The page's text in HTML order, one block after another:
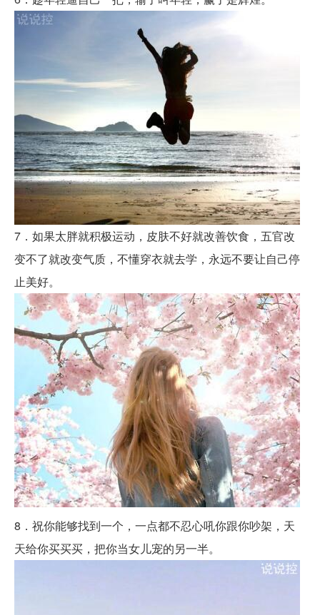
7．如果太胖就积极运动，皮肤不好就改善饮食，五官改
变不了就改变气质，不懂穿衣就去学，永远不要让自己停
止美好。
8．祝你能够找到一个，一点都不忍心吼你跟你吵架，天
天给你买买买，把你当女儿宠的另一半。